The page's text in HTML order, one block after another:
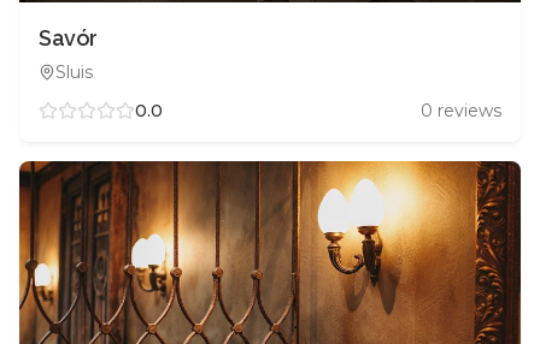
Savór
Sluis
0.0
0 reviews